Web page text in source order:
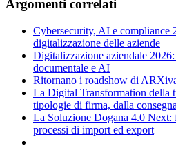
Argomenti correlati
Cybersecurity, AI e compliance
digitalizzazione delle aziende
Digitalizzazione aziendale
documentale e AI
Ritornano i roadshow di
La Digital Transformation della
tipologie di firma, dalla
La Soluzione Dogana 4.0 Next:
processi di import ed export